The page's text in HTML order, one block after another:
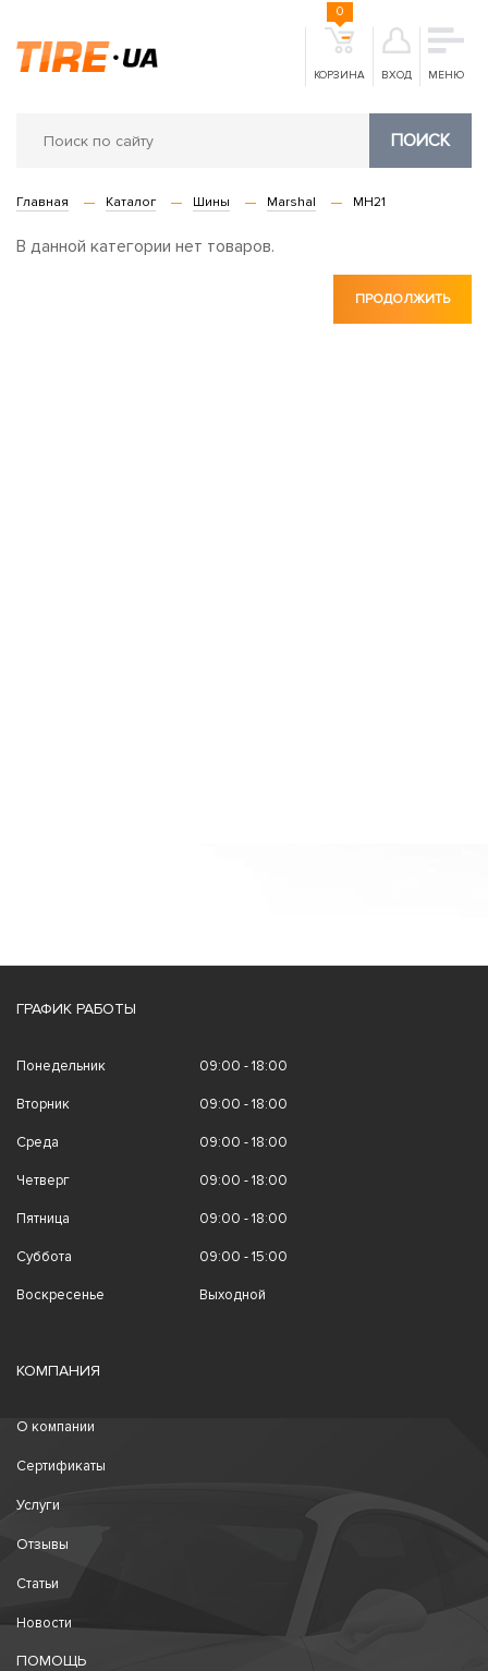
КОРЗИНА
0
ВХОД МЕНЮ
ПОИСК
Главная Каталог Шины Marshal MH21
В данной категории нет товаров.
ПРОДОЛЖИТЬ
ГРАФИК РАБОТЫ
Понедельник 09:00 - 18:00
Вторник 09:00 - 18:00
Среда 09:00 - 18:00
Четверг 09:00 - 18:00
Пятница 09:00 - 18:00
Суббота 09:00 - 15:00
Воскресенье Выходной
КОМПАНИЯ
О компании
Сертификаты
Услуги
Отзывы
Статьи
Новости
ПОМОЩЬ